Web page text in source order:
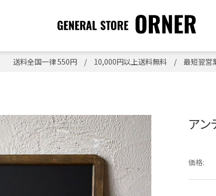
送料全国一律 550円 / 10,000円以上送料無料 / 最短翌営
アン
価格: